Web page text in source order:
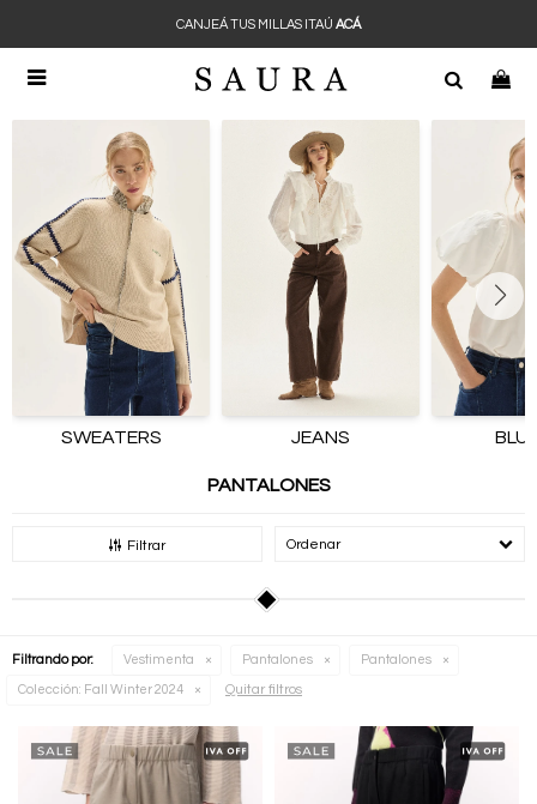

CANJEÁ TUS MILLAS ITAÚ ACÁ
SWEATERS JEANS
PANTALONES
Filtrar Recomendados
Filtrando por: Vestimenta Pantalones Pantalones
Colección: Fall Winter 2024 Quitar filtros